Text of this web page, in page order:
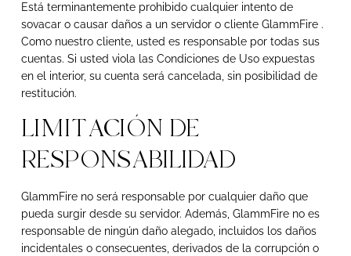
Está terminantemente prohibido cualquier intento de
sovacar o causar daños a un servidor o cliente GlammFire .
Como nuestro cliente, usted es responsable por todas sus
cuentas. Si usted viola las Condiciones de Uso expuestas
en el interior, su cuenta será cancelada, sin posibilidad de
restitución.
LIMITACIÓN DE
RESPONSABILIDAD
GlammFire no será responsable por cualquier daño que
pueda surgir desde su servidor. Además, GlammFire no es
responsable de ningún daño alegado, incluidos los daños
incidentales o consecuentes, derivados de la corrupción o